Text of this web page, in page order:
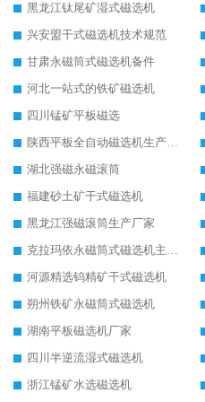
黑龙江钛尾矿湿式磁选机
兴安盟干式磁选机技术规范
甘肃永磁筒式磁选机备件
河北一站式的铁矿磁选机
四川锰矿平板磁选
陕西平板全自动磁选机生产厂家
湖北强磁永磁滚筒
福建砂土矿干式磁选机
黑龙江强磁滚筒生产厂家
克拉玛依永磁筒式磁选机主要技术参数
河源精选钨精矿干式磁选机
朔州铁矿永磁筒式磁选机
湖南平板磁选机厂家
四川半逆流湿式磁选机
浙江锰矿水选磁选机